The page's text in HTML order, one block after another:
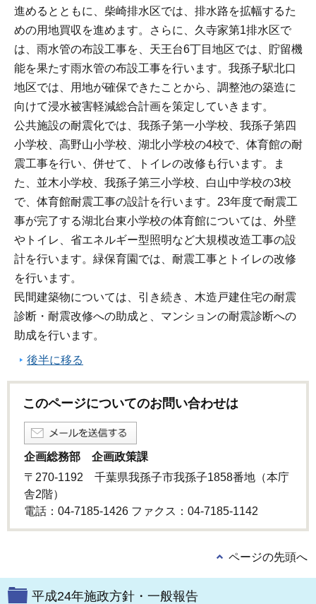
進めるとともに、柴崎排水区では、排水路を拡幅するた
めの用地買収を進めます。さらに、久寺家第1排水区で
は、雨水管の布設工事を、天王台6丁目地区では、貯留機
能を果たす雨水管の布設工事を行います。我孫子駅北口
地区では、用地が確保できたことから、調整池の築造に
向けて浸水被害軽減総合計画を策定していきます。
公共施設の耐震化では、我孫子第一小学校、我孫子第四
小学校、高野山小学校、湖北小学校の4校で、体育館の耐
震工事を行い、併せて、トイレの改修も行います。ま
た、並木小学校、我孫子第三小学校、白山中学校の3校
で、体育館耐震工事の設計を行います。23年度で耐震工
事が完了する湖北台東小学校の体育館については、外壁
やトイレ、省エネルギー型照明など大規模改造工事の設
計を行います。緑保育園では、耐震工事とトイレの改修
を行います。
民間建築物については、引き続き、木造戸建住宅の耐震
診断・耐震改修への助成と、マンションの耐震診断への
助成を行います。
後半に移る
このページについてのお問い合わせは
企画総務部 企画政策課
〒270-1192 千葉県我孫子市我孫子1858番地（本庁
舎2階）
電話：04-7185-1426 ファクス：04-7185-1142
ページの先頭へ
平成24年施政方針・一般報告